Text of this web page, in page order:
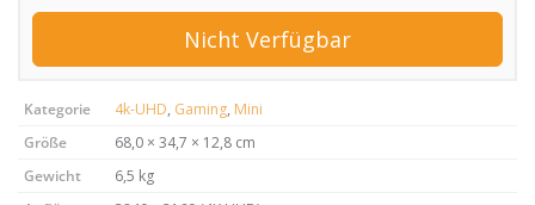
Nicht Verfügbar
Kategorie 4k-UHD, Gaming, Mini
Größe
68,0 × 34,7 × 12,8 cm
Gewicht
6,5 kg